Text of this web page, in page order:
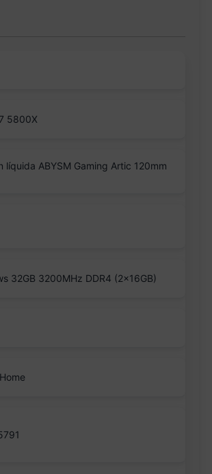
5800X
líquida ABYSM Gaming Artic 120mm
32GB 3200MHz DDR4 (2x16GB)